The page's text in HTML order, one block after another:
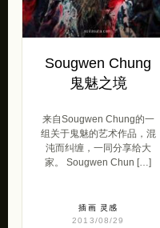
Sougwen Chung
鬼魅之境
来自Sougwen Chung的一
组关于鬼魅的艺术作品，混
沌而纠缠，一同分享给大
家。 Sougwen Chun […]
插画 灵感
2013/08/29